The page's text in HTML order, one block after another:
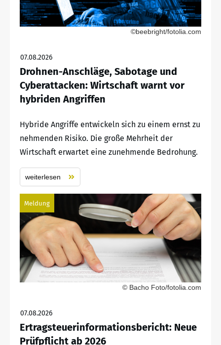
©beebright/fotolia.com
07.08.2026
Drohnen-Anschläge, Sabotage und
Cyberattacken: Wirtschaft warnt vor
hybriden Angriffen
Hybride Angriffe entwickeln sich zu einem ernst zu
nehmenden Risiko. Die große Mehrheit der
Wirtschaft erwartet eine zunehmende Bedrohung.
weiterlesen
Meldung
© Bacho Foto/fotolia.com
07.08.2026
Ertragsteuerinformationsbericht: Neue
Prüfpflicht ab 2026